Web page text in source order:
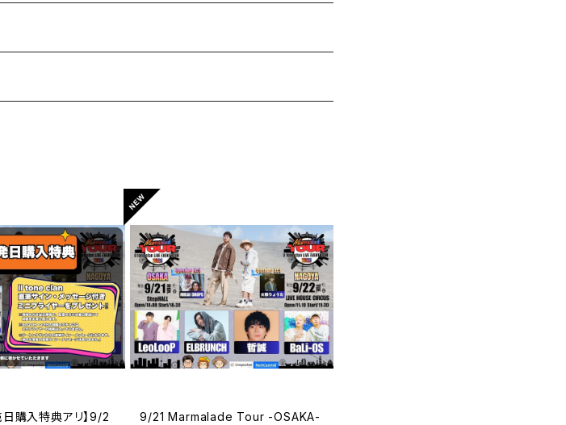
日購入特典アリ】9/2
9/21 Marmalade Tour -OSAKA-